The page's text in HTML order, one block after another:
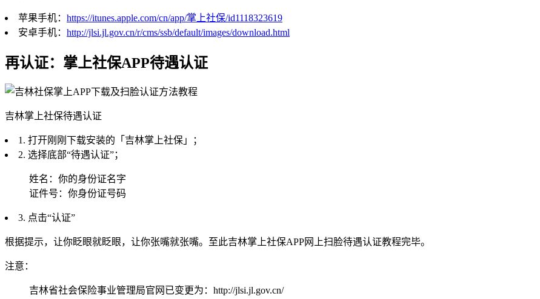
苹果手机： https://itunes.apple.com/cn/app/掌上社保/id1118323619
安卓手机： http://jlsi.jl.gov.cn/r/cms/ssb/default/images/download.html
再认证：掌上社保APP待遇认证
吉林掌上社保待遇认证
1. 打开刚刚下载安装的「吉林掌上社保」；
2. 选择底部“待遇认证”；
姓名：你的身份证名字
证件号：你身份证号码
3. 点击“认证”
根据提示，让你眨眼就眨眼，让你张嘴就张嘴。至此吉林掌上社保APP网上扫脸待遇认证教程完毕。
注意：
吉林省社会保险事业管理局官网已变更为：http://jlsi.jl.gov.cn/